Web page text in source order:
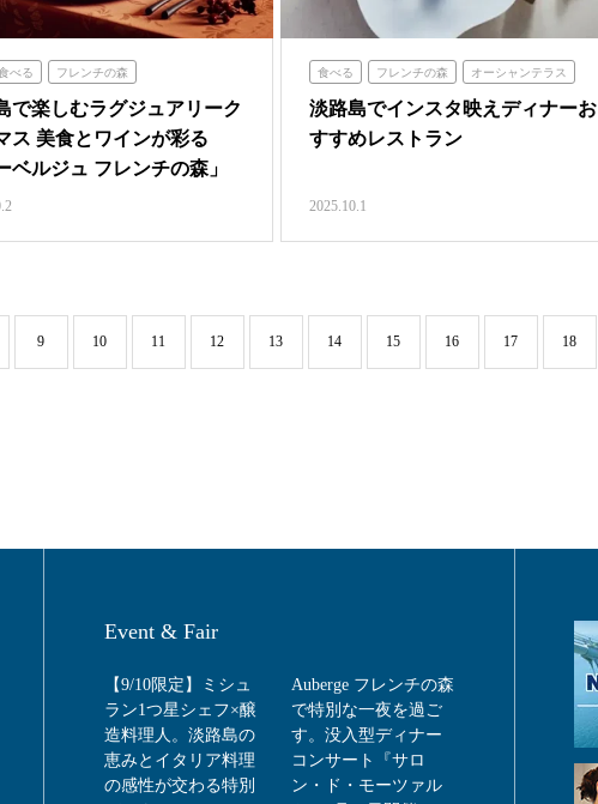
べる フレンチの森
で楽しむラグジュアリーク
ス 美食とワインが彩る
ベルジュ フレンチの森」
食べる フレンチの森 オーシャンテラス
海の舎 クラフトサーカス 海神人の食卓
淡路島でインスタ映えディナーお
すすめレストラン
2025.10.1
9 10 11 12 13 14 15 16 17 18
Event & Fair
【9/10限定】ミシュ
ラン1つ星シェフ×醸
造料理人。淡路島の
恵みとイタリア料理
の感性が交わる特別
Auberge フレンチの森
で特別な一夜を過ご
す。没入型ディナー
コンサート『サロ
ン・ド・モーツァル